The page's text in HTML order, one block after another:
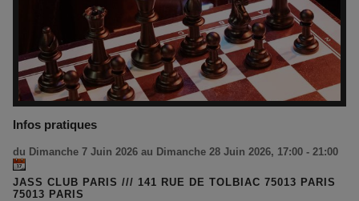
Infos pratiques
du Dimanche 7 Juin 2026 au Dimanche 28 Juin 2026, 17:00 - 21:00
JASS CLUB PARIS /// 141 RUE DE TOLBIAC 75013 PARIS
75013 PARIS